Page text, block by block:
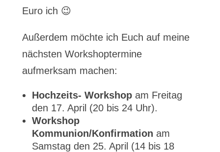
Euro ich 😉
Außerdem möchte ich Euch auf meine
nächsten Workshoptermine
aufmerksam machen:
Hochzeits- Workshopam Freitag
den 17. April (20 bis 24 Uhr).
Workshop
Kommunion/Konfirmation am
Samstag den 25. April (14 bis 18